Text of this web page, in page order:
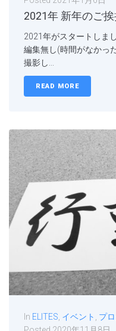
2021年 新年のご
2021年がスタートしま
編集無し(時間がなかっ
撮影し...
READ MORE
In ELITES イベント プ